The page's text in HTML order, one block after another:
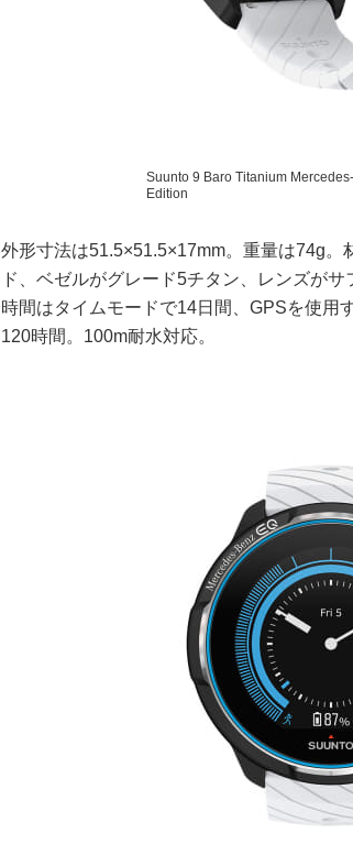
Suunto 9 Baro Titanium
Edition
外形寸法は51.5×51.5×17mm。重量は74g。
ド、ベゼルがグレード5チタン、レンズが
時間はタイムモードで14日間、GPSを使用
120時間。100m耐水対応。